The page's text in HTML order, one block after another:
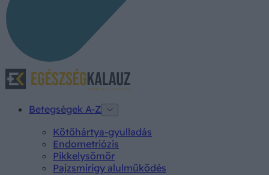
Betegségek A-Z
Kötőhártya-gyulladás
Endometriózis
Pikkelysömör
Pajzsmirigy alulműködés